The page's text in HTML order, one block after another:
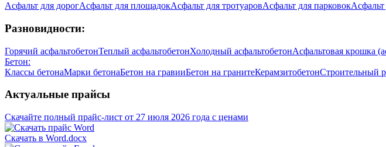
Асфальт для дорогАсфальт для площадокАсфальт для тротуаровАсфальт для парковок
Разновидности:
Горячий асфальтобетонТеплый асфальтобетонХолодный асфальтобетонАсфальтовая крошка
Бетон:
Классы бетонаМарки бетонаБетон на гравииБетон на гранитеКерамзитобетонСтроительный
Актуальные прайсы
Скачайте полный прайс-лист от 27 июля 2026 года с ценами
Скачать в Word.docx